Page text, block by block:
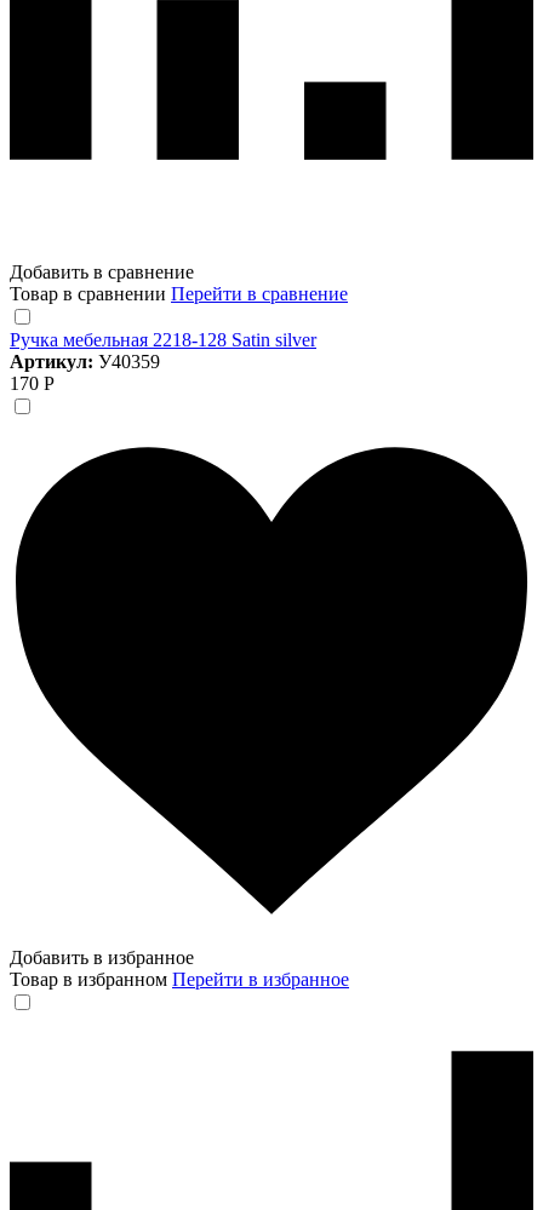
Добавить в сравнение
Товар в сравнении Перейти в сравнение
Ручка мебельная 2218-128 Satin silver
Артикул: У40359
170 Р
Добавить в избранное
Товар в избранном Перейти в избранное